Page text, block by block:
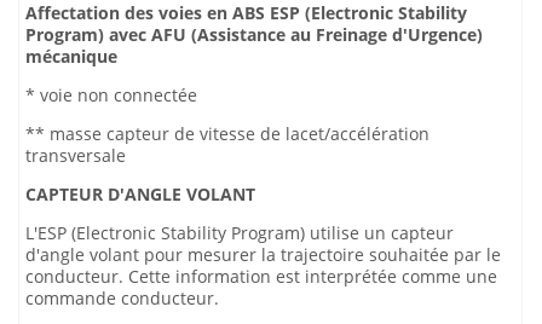
Affectation des voies en ABS ESP (Electronic Stability
Program) avec AFU (Assistance au Freinage d'Urgence)
mécanique
* voie non connectée
** masse capteur de vitesse de lacet/accélération
transversale
CAPTEUR D'ANGLE VOLANT
L'ESP (Electronic Stability Program) utilise un capteur
d'angle volant pour mesurer la trajectoire souhaitée par le
conducteur. Cette information est interprétée comme une
commande conducteur.